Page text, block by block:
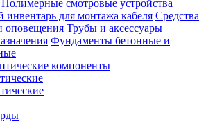
Полимерные смотровые устройства
для монтажа кабеля Средства
оповещения Трубы и аксессуары
Фундаменты бетонные и
компоненты